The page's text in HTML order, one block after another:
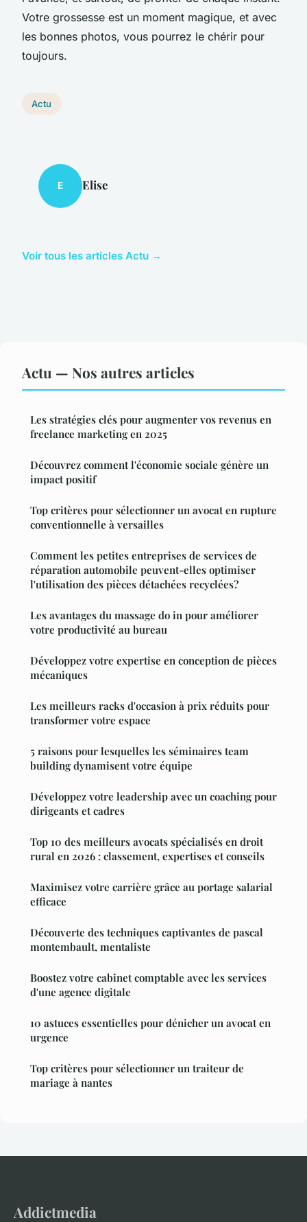
Votre grossesse est un moment magique, et avec
les bonnes photos, vous pourrez le chérir pour
toujours.
Actu
E Elise
Voir tous les articles Actu →
Actu — Nos autres articles
Les stratégies clés pour augmenter vos revenus en
freelance marketing en 2025
Découvrez comment l'économie sociale génère un
impact positif
Top critères pour sélectionner un avocat en rupture
conventionnelle à versailles
Comment les petites entreprises de services de
réparation automobile peuvent-elles optimiser
l'utilisation des pièces détachées recyclées?
Les avantages du massage do in pour améliorer
votre productivité au bureau
Développez votre expertise en conception de pièces
mécaniques
Les meilleurs racks d'occasion à prix réduits pour
transformer votre espace
5 raisons pour lesquelles les séminaires team
building dynamisent votre équipe
Développez votre leadership avec un coaching pour
dirigeants et cadres
Top 10 des meilleurs avocats spécialisés en droit
rural en 2026 : classement, expertises et conseils
Maximisez votre carrière grâce au portage salarial
efficace
Découverte des techniques captivantes de pascal
montembault, mentaliste
Boostez votre cabinet comptable avec les services
d'une agence digitale
10 astuces essentielles pour dénicher un avocat en
urgence
Top critères pour sélectionner un traiteur de
mariage à nantes
Addictmedia